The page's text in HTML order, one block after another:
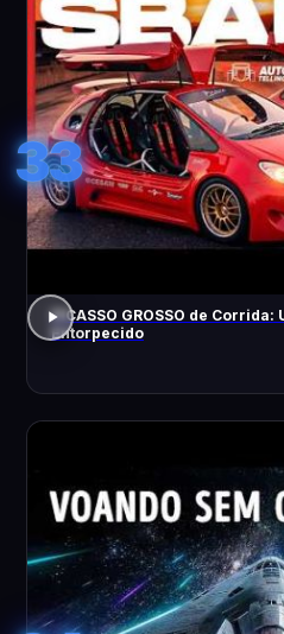
33
PICASSO GROSSO de
Entorpecido